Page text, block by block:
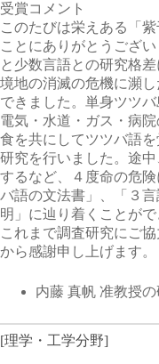
受賞コメント
このたびは栄えある「
ことにありがとうござ
と少数言語との研究格
境地の消滅の危機に瀕
できました。単身ツツ
電気・水道・ガス・病
食を共にしてツツバ語
研究を行いました。途
するなど、４度命の危
バ語の文法書」、「３
明」に辿り着くことがで
これまで調査研究にご
から感謝申し上げます。
内藤 真帆 准教授の
[理学・工学分野]